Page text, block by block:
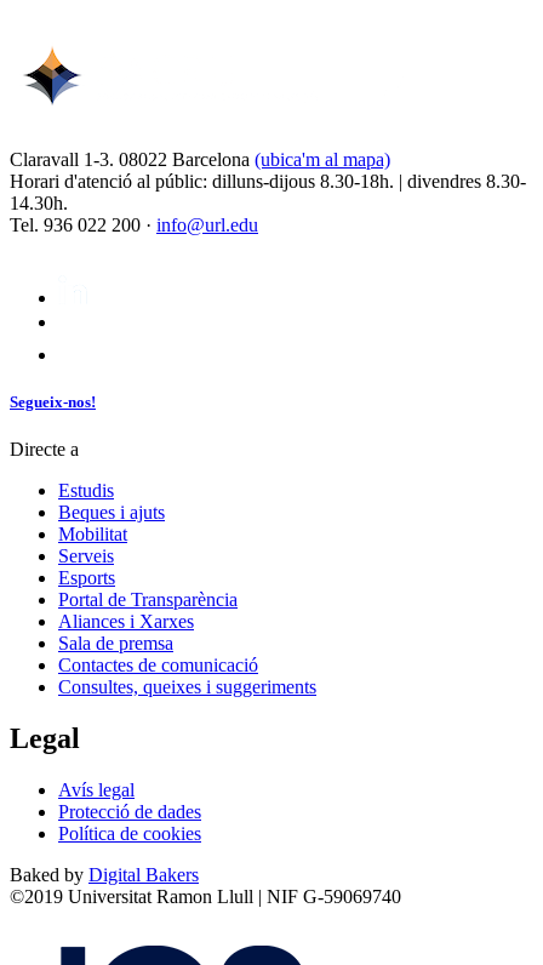
Claravall 1-3. 08022 Barcelona (ubica'm al mapa)
Horari d'atenció al públic: dilluns-dijous 8.30-18h. | divendres 8.30-
14.30h.
Tel. 936 022 200 · info@url.edu
Segueix-nos!
Directe a
Estudis
Beques i ajuts
Mobilitat
Serveis
Esports
Portal de Transparència
Aliances i Xarxes
Sala de premsa
Contactes de comunicació
Consultes, queixes i suggeriments
Legal
Avís legal
Protecció de dades
Política de cookies
Baked by Digital Bakers
©2019 Universitat Ramon Llull | NIF G-59069740